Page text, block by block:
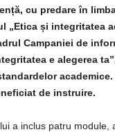
cu predare în
„Etica și integritatea
Campaniei de
e alegerea
de instruire.
a inclus patru module,